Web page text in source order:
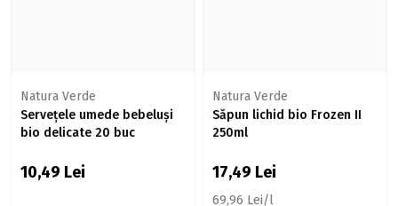
Natura Verde
Servețele umede bebeluși
bio delicate 20 buc
10,49 Lei
Natura Verde
Săpun lichid bio Frozen II
250ml
17,49 Lei
69,96 Lei/l